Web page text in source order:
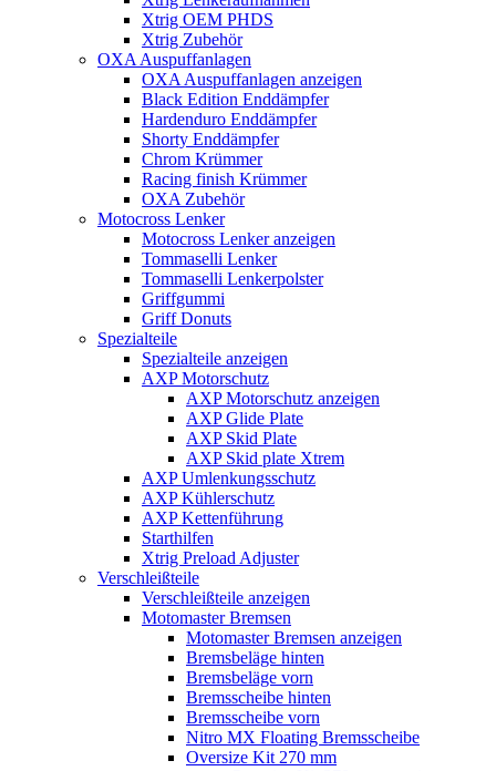
Xtrig OEM PHDS
Xtrig Zubehör
OXA Auspuffanlagen
OXA Auspuffanlagen anzeigen
Black Edition Enddämpfer
Hardenduro Enddämpfer
Shorty Enddämpfer
Chrom Krümmer
Racing finish Krümmer
OXA Zubehör
Motocross Lenker
Motocross Lenker anzeigen
Tommaselli Lenker
Tommaselli Lenkerpolster
Griffgummi
Griff Donuts
Spezialteile
Spezialteile anzeigen
AXP Motorschutz
AXP Motorschutz anzeigen
AXP Glide Plate
AXP Skid Plate
AXP Skid plate Xtrem
AXP Umlenkungsschutz
AXP Kühlerschutz
AXP Kettenführung
Starthilfen
Xtrig Preload Adjuster
Verschleißteile
Verschleißteile anzeigen
Motomaster Bremsen
Motomaster Bremsen anzeigen
Bremsbeläge hinten
Bremsbeläge vorn
Bremsscheibe hinten
Bremsscheibe vorn
Nitro MX Floating Bremsscheibe
Oversize Kit 270 mm